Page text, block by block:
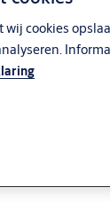
wij cookies